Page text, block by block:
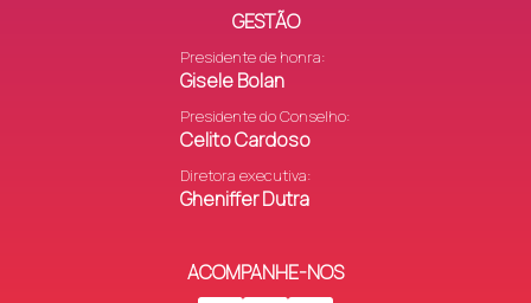
GESTÃO
Presidente de honra:
Gisele Bolan
Presidente do Conselho:
Celito Cardoso
Diretora executiva:
Gheniffer Dutra
ACOMPANHE-NOS